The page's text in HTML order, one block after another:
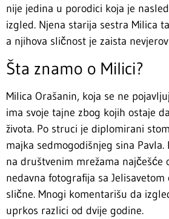
nije jedina u porodici koja je
izgled. Njena starija sestra Milica
a njihova sličnost je zaista
Šta znamo o Milici?
Milica Orašanin, koja se ne
ima svoje tajne zbog kojih ostaje
života. Po struci je diplomirani
majka sedmogodišnjeg sina Pavla.
na društvenim mrežama najčešće
nedavna fotografija sa
slične. Mnogi komentarišu da
uprkos razlici od dvije godine.